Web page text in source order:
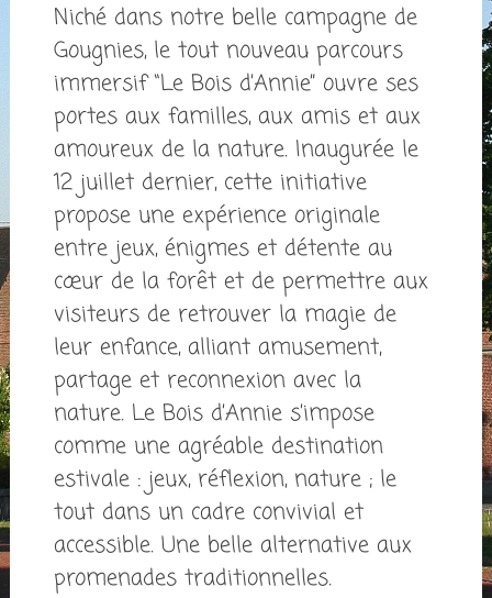
Niché dans notre belle campagne de
Gougnies, le tout nouveau parcours
immersif “Le Bois d’Annie” ouvre ses
portes aux familles, aux amis et aux
amoureux de la nature. Inaugurée le
12 juillet dernier, cette initiative
propose une expérience originale
entre jeux, énigmes et détente au
cœur de la forêt et de permettre aux
visiteurs de retrouver la magie de
leur enfance, alliant amusement,
partage et reconnexion avec la
nature. Le Bois d’Annie s’impose
comme une agréable destination
estivale : jeux, réflexion, nature ; le
tout dans un cadre convivial et
accessible. Une belle alternative aux
promenades traditionnelles.